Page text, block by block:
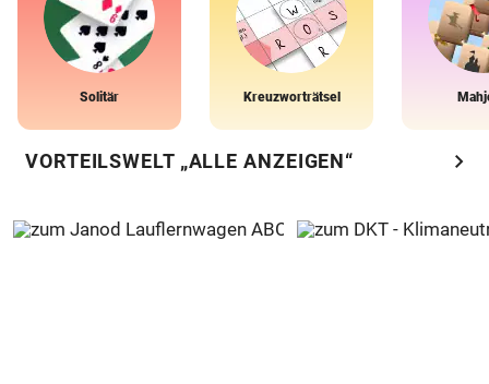
Solitär Kreuzworträtsel
VORTEILSWELT „ALLE ANZEIGEN“ chevron_right